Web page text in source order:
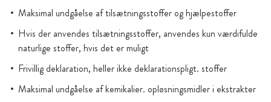
Maksimal undgåelse af tilsætningsstoffer og hjælpestoffer
Hvis der anvendes tilsætningsstoffer, anvendes kun værdifulde
naturlige stoffer, hvis det er muligt
Frivillig deklaration, heller ikke deklarationspligt. stoffer
Maksimal undgåelse af kemikalier. opløsningsmidler i ekstrakter